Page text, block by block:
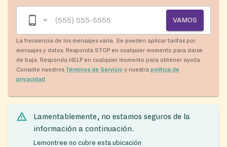
VAMOS
La frecuencia de los mensajes varía. Se pueden aplicar tarifas por
mensajes y datos. Responda STOP en cualquier momento para darse
de baja. Responda HELP en cualquier momento para obtener ayuda.
Consulte nuestros Términos de Servicio y nuestra política de
privacidad
Lamentablemente, no estamos seguros de la
información a continuación.
Lemontree no cubre esta ubicación